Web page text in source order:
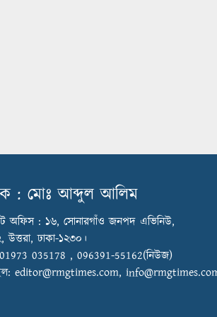
: মোঃ আব্দুল আলিম
অফিস : ১৬, সোনারগাঁও জনপদ এভিনিউ,
উত্তরা, ঢাকা-১২৩০।
035178 , 096391-55162(নিউজ)
editor@rmgtimes.com,